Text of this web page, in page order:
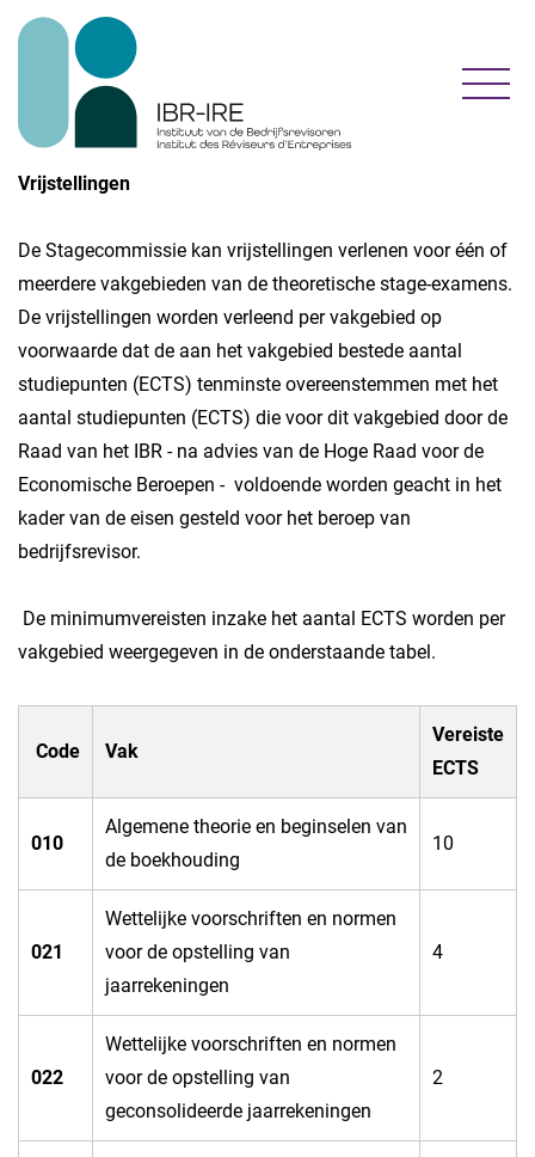
Vrijstellingen
De Stagecommissie kan vrijstellingen verlenen voor één of
meerdere vakgebieden van de theoretische stage-examens.
De vrijstellingen worden verleend per vakgebied op
voorwaarde dat de aan het vakgebied bestede aantal
studiepunten (ECTS) tenminste overeenstemmen met het
aantal studiepunten (ECTS) die voor dit vakgebied door de
Raad van het IBR - na advies van de Hoge Raad voor de
Economische Beroepen - voldoende worden geacht in het
kader van de eisen gesteld voor het beroep van
bedrijfsrevisor.
De minimumvereisten inzake het aantal ECTS worden per
vakgebied weergegeven in de onderstaande tabel.
Code Vak
Vereiste
ECTS
010​
​Algemene theorie en beginselen van
de boekhouding
​10
​021
​Wettelijke voorschriften en normen
voor de opstelling van
jaarrekeningen
​4
​022
​Wettelijke voorschriften en normen
voor de opstelling van
geconsolideerde jaarrekeningen
​2